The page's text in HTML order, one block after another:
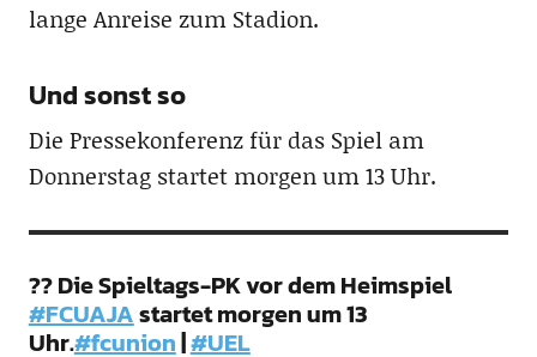
lange Anreise zum Stadion.
Und sonst so
Die Pressekonferenz für das Spiel am
Donnerstag startet morgen um 13 Uhr.
?? Die Spieltags-PK vor dem Heimspiel
#FCUAJAstartet morgen um 13
Uhr.#fcunion|#UEL